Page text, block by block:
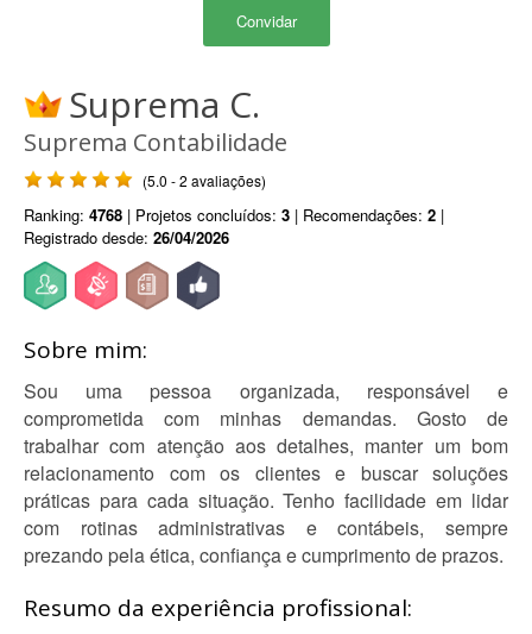
Convidar
Suprema C.
Suprema Contabilidade
(5.0 - 2 avaliações)
Ranking: 4768 | Projetos concluídos: 3 | Recomendações: 2 |
Registrado desde: 26/04/2026
Sobre mim:
Sou uma pessoa organizada, responsável e
comprometida com minhas demandas. Gosto de
trabalhar com atenção aos detalhes, manter um bom
relacionamento com os clientes e buscar soluções
práticas para cada situação. Tenho facilidade em lidar
com rotinas administrativas e contábeis, sempre
prezando pela ética, confiança e cumprimento de prazos.
Resumo da experiência profissional: